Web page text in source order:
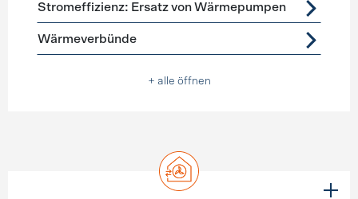
Stromeffizienz: Ersatz von Wärmepumpen
Wärmeverbünde
+ alle öffnen